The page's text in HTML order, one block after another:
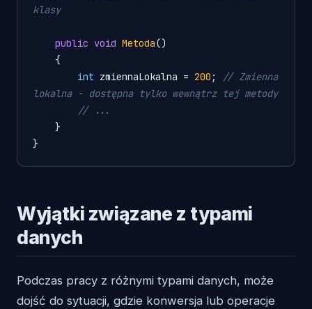
klasy
public void Metoda()
int zmiennaLokalna = 200 ;
// Zmienna
lokalna - dostępna tylko wewnątrz tej metody
// ...
Wyjątki związane z typami
danych
Podczas pracy z różnymi typami danych, może
dojść do sytuacji, gdzie konwersja lub operacje